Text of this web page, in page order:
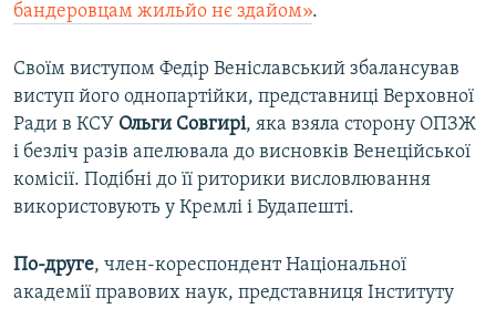
бандеровцам жильйо нє здайом».
Своїм виступом Федір Веніславський збалансував
виступ його однопартійки, представниці Верховної
Ради в КСУ Ольги Совгирі, яка взяла сторону ОПЗЖ
і безліч разів апелювала до висновків Венеційської
комісії. Подібні до її риторики висловлювання
використовують у Кремлі і Будапешті.
По-друге, член-кореспондент Національної
академії правових наук, представниця Інституту